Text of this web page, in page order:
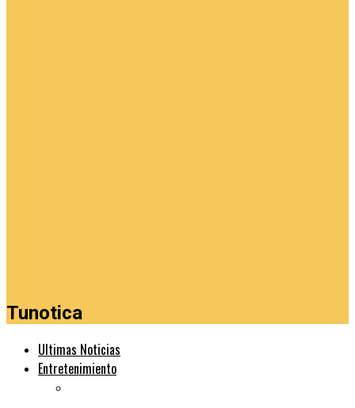
Tunotica
Ultimas Noticias
Entretenimiento